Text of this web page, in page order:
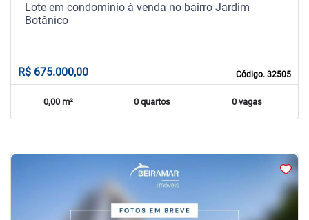
Código. 32505
Lote em condomínio à venda no bairro Jardim
Botânico
R$ 675.000,00
0,00 m² 0 quartos 0 vagas